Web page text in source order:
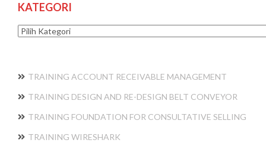
KATEGORI
Kategori
TRAINING ACCOUNT RECEIVABLE MANAGEMENT
TRAINING DESIGN AND RE-DESIGN BELT CONVEYOR
TRAINING FOUNDATION FOR CONSULTATIVE SELLING
TRAINING WIRESHARK